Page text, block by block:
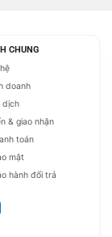
CHUNG
doanh
dịch
& giao nhận
toán
mật
hành đổi trả